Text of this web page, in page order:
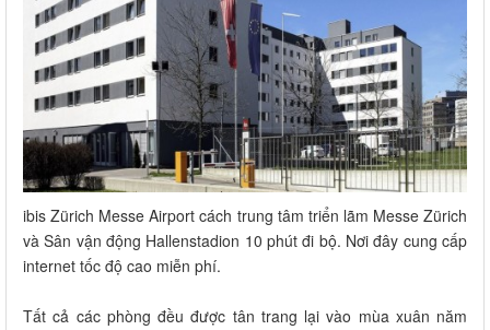
ibis Zürich Messe Airport cách trung tâm triển lãm Messe Zürich
và Sân vận động Hallenstadion 10 phút đi bộ. Nơi đây cung cấp
internet tốc độ cao miễn phí.
Tất cả các phòng đều được tân trang lại vào mùa xuân năm